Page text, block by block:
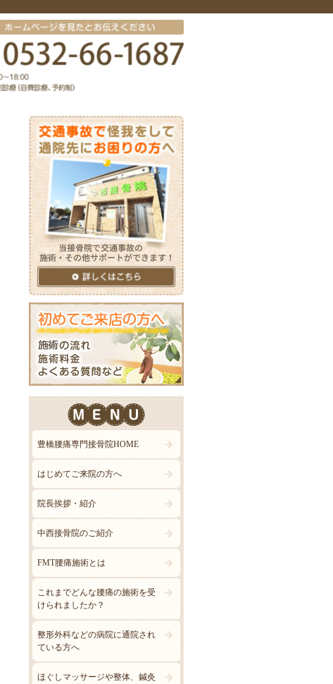
豊橋腰痛専門接骨院HOME
はじめてご来院の方へ
院長挨拶・紹介
中西接骨院のご紹介
FMT腰痛施術とは
これまでどんな腰痛の施術を受
けられましたか？
整形外科などの病院に通院され
ている方へ
ほぐしマッサージや整体、鍼灸